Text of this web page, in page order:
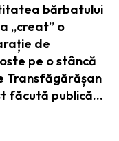
bărbatului
„creat” o
de
pe o stâncă
Transfăgărășan
făcută publică…